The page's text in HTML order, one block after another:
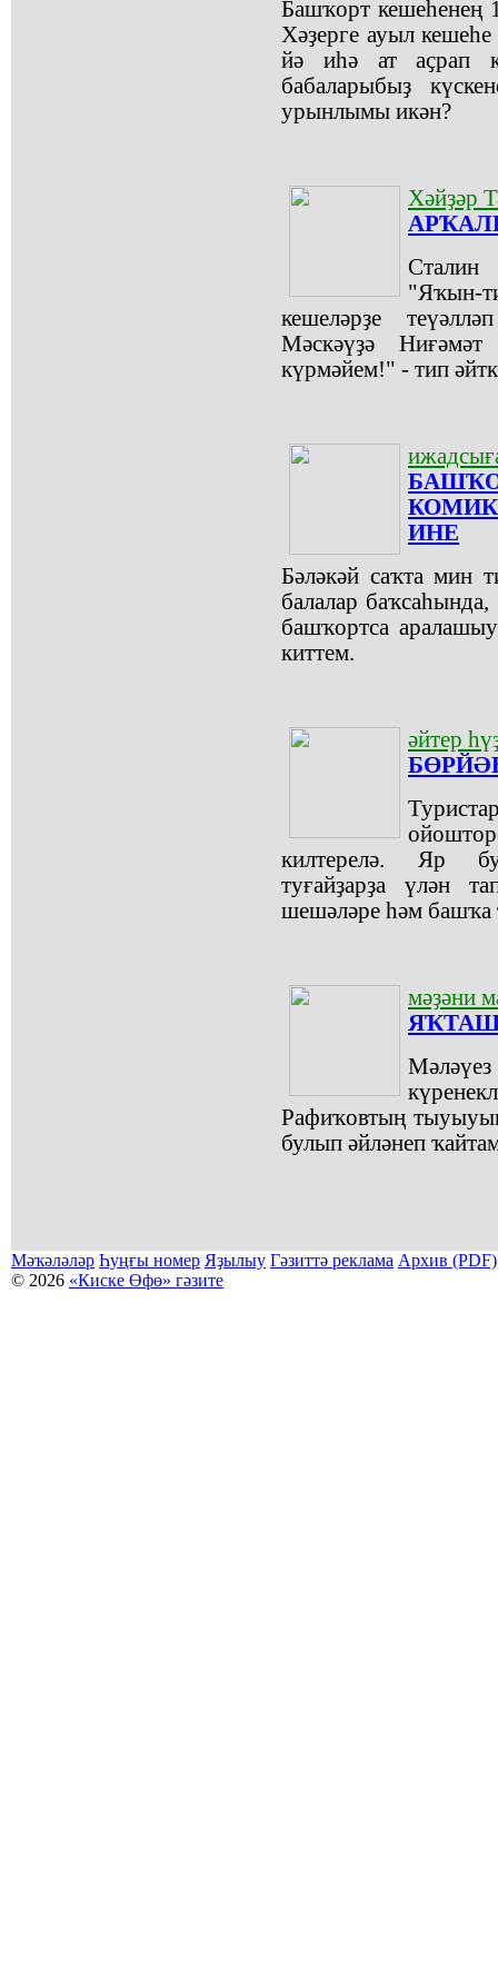
Башҡорт кешеһенең
Хәҙерге ауыл
йә иһә ат аҫрап
бабаларыбыҙ
урынлымы икән?
Хәйҙәр
Сталин
"Яҡын-
кешеләрҙе
Мәскәүҙә
күрмәйем!" - тип
ИНЕ
Бәләкәй саҡта мин
балалар
башҡортса
киттем.
әйтер
килтерелә. Яр
туғайҙарҙа үлән
шешәләре һәм башҡа
мәҙәни
Рафиҡовтың
булып әйләнеп
Мәҡәләләр Һуңғы номер Яҙылыу Гәзиттә реклама Архив (PDF)
© 2026 «Киске Өфө» гәзите